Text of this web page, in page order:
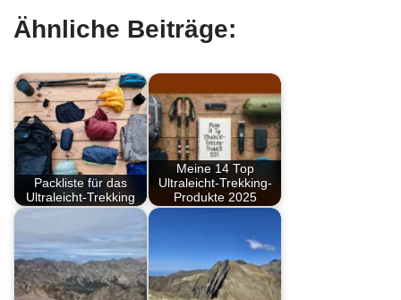
Ähnliche Beiträge:
Packliste für das
Ultraleicht-Trekking
Meine 14 Top
Ultraleicht-Trekking-
Produkte 2025